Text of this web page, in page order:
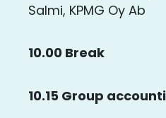
Salmi, KPMG Oy Ab
10.00 Break
10.15 Group